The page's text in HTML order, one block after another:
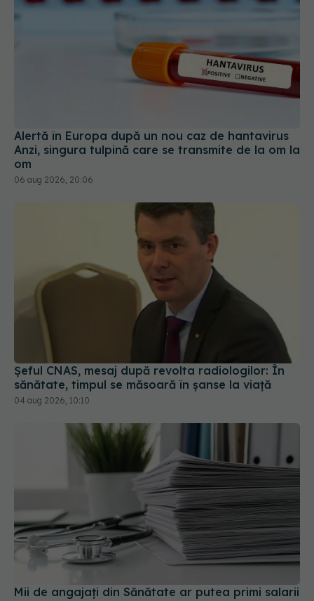
Alertă în Europa după un nou caz de hantavirus
Anzi, singura tulpină care se transmite de la om la
om
06 aug 2026, 20:06
Șeful CNAS, mesaj după revolta radiologilor: În
sănătate, timpul se măsoară în șanse la viață
04 aug 2026, 10:10
Mii de angajați din Sănătate ar putea primi salarii